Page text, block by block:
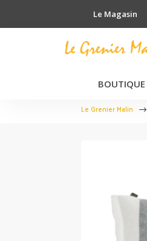
Le Magasin
BOUTIQUE
Le Grenier Malin $